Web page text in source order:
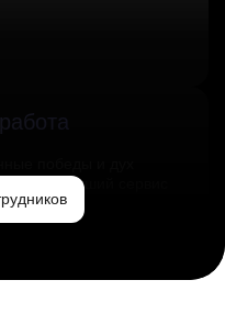
лучший сервис